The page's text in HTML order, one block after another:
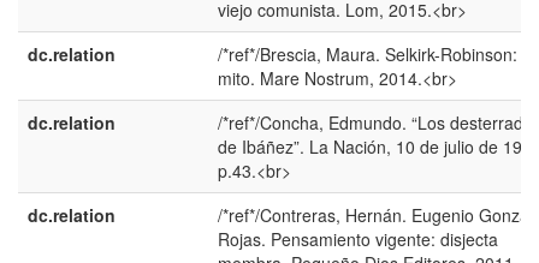
viejo comunista. Lom, 2015.<br>
dc.relation
/*ref*/Brescia, Maura. Selkirk-Robinson: El
mito. Mare Nostrum, 2014.<br>
dc.relation
/*ref*/Concha, Edmundo. “Los
de Ibáñez”. La Nación, 10 de julio de
p.43.<br>
dc.relation
/*ref*/Contreras, Hernán. Eugenio
Rojas. Pensamiento vigente: disjecta